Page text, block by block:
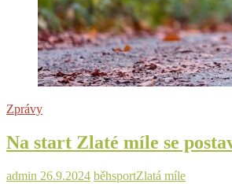
Zprávy
Na start Zlaté míle se
admin 26.9.2024 běhsportZlatá míle